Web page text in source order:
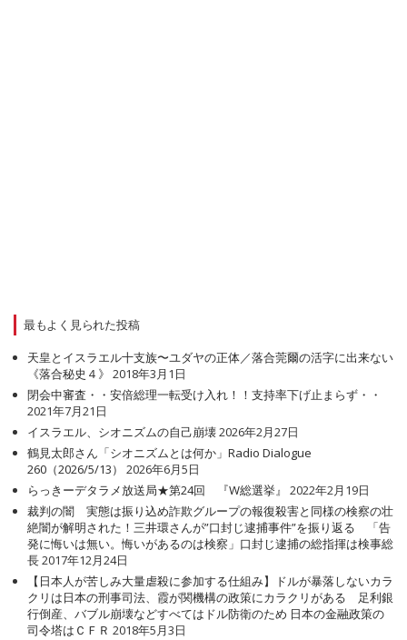
最もよく見られた投稿
天皇とイスラエル十支族〜ユダヤの正体／落合莞爾の活字に出来ない
《落合秘史４》 2018年3月1日
閉会中審査・・安倍総理一転受け入れ！！支持率下げ止まらず・・
2021年7月21日
イスラエル、シオニズムの自己崩壊2026年2月27日
鶴見太郎さん「シオニズムとは何か」Radio Dialogue
260（2026/5/13）
2026年6月5日
らっきーデタラメ放送局★第24回 『W総選挙』
2022年2月19日
裁判の闇 実態は振り込め詐欺グループの報復殺害と同様の検察の壮
絶闇が解明された！三井環さんが”口封じ逮捕事件”を振り返る 「告
発に悔いは無い。悔いがあるのは検察」口封じ逮捕の総指揮は検事総
長2017年12月24日
【日本人が苦しみ大量虐殺に参加する仕組み】ドルが暴落しないカラ
クリは日本の刑事司法、霞が関機構の政策にカラクリがある 足利銀
行倒産、バブル崩壊などすべてはドル防衛のため 日本の金融政策の
司令塔はＣＦＲ 2018年5月3日